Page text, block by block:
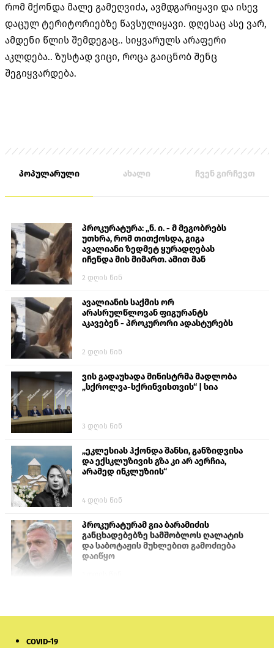
რომ მქონდა მალე გამეღვიძა, ავმდგარიყავი და ისევ
დაცულ ტერიტორიებზე წავსულიყავი. დღესაც ასე ვარ,
ამდენი წლის შემდეგაც.. სიყვარულს არაფერი
აკლდება.. ზუსტად ვიცი, როცა გაიცნობ შენც
შეგიყვარდება.
პოპულარული ახალი ჩვენ გირჩევთ
პროკურატურა: „ნ. ი. - მ მეგობრებს
უთხრა, რომ თითქოსდა, გიგა
ავალიანი ზედმეტ ყურადღებას
იჩენდა მის მიმართ. ამით მან
თავს დასხმოდა გიგა ავალიანს“
2 დღის წინ
ავალიანის საქმის ორ
არასრულწლოვან ფიგურანტს
აკავებენ - პროკურორი ადასტურებს
2 დღის წინ
ვის გადაუხადა მინისტრმა მადლობა
„სქროლვა-სქრინვისთვის“ | სია
3 დღის წინ
„ეკლესიას ჰქონდა შანსი, განზიდვისა
და ექსკლუზივის გზა კი არ აერჩია,
არამედ ინკლუზიის“
4 დღის წინ
პროკურატურამ გია ბარამიძის
განცხადებებზე სამშობლოს ღალატის
და საბოტაჟის მუხლებით გამოძიება
დაიწყო
COVID-19